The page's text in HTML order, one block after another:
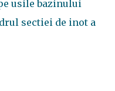
usile bazinului
sectiei de inot a